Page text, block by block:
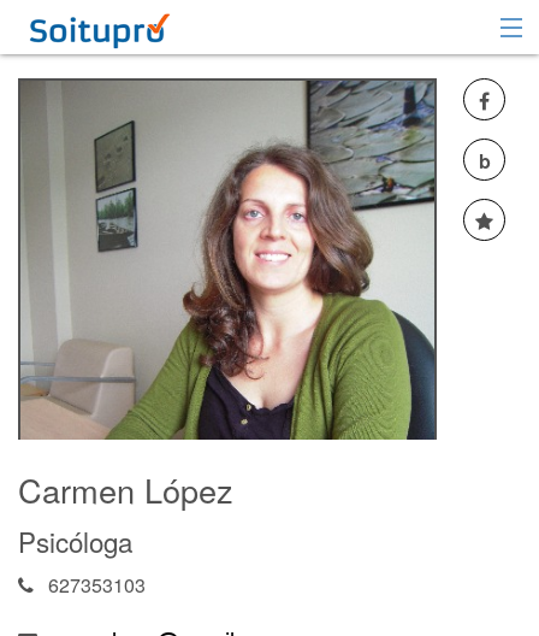
Recomendar
Registrarse
Iniciar sesión
b
Carmen López
Psicóloga
627353103